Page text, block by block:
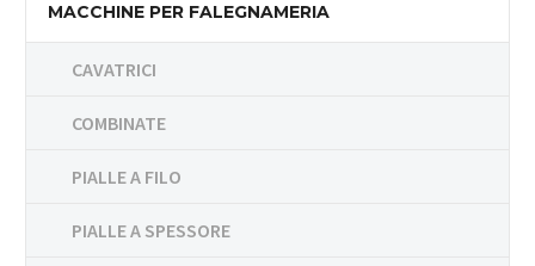
MACCHINE PER FALEGNAMERIA
CAVATRICI
COMBINATE
PIALLE A FILO
PIALLE A SPESSORE